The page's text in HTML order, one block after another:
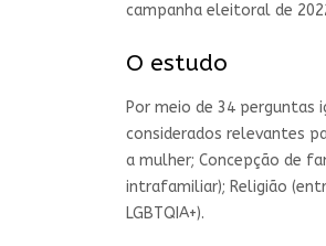
campanha eleitoral de
O estudo
Por meio de 34 perguntas
considerados relevantes
a mulher; Concepção de
intrafamiliar); Religião
LGBTQIA+).